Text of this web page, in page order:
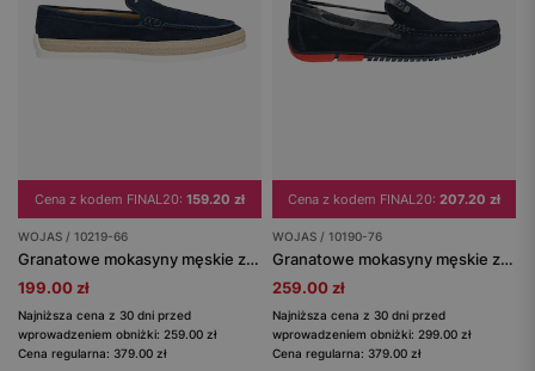
Cena z kodem FINAL20: 159.20 zł
WOJAS / 10219-66
Granatowe mokasyny męskie z ozdobnym jutowym sznurkiem
199.00 zł
Najniższa cena z 30 dni przed
wprowadzeniem obniżki: 259.00 zł
Cena regularna: 379.00 zł
Cena z kodem FINAL20: 207.20 zł
WOJAS / 10190-76
Granatowe mokasyny męskie z czerwonymi akcentami na podeszwie
259.00 zł
Najniższa cena z 30 dni przed
wprowadzeniem obniżki: 299.00 zł
Cena regularna: 379.00 zł